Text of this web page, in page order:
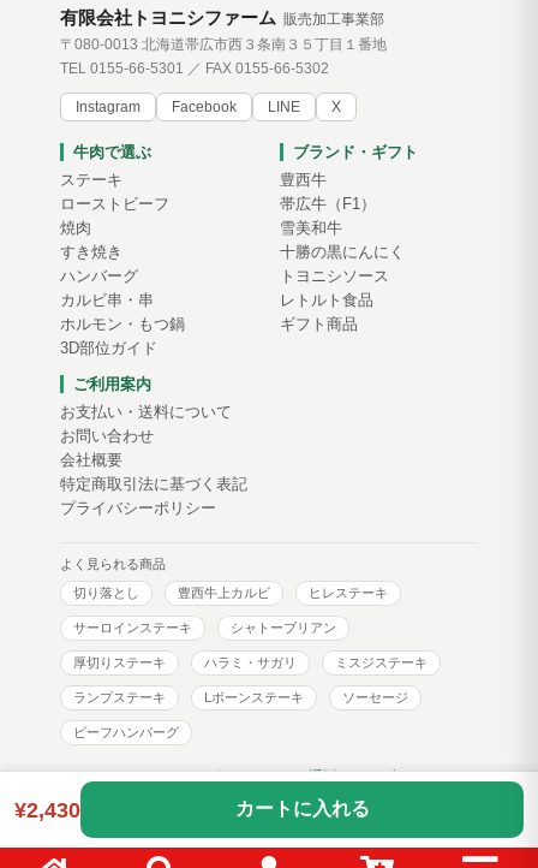
有限会社トヨニシファーム 販売加工事業部
〒080-0013 北海道帯広市西３条南３５丁目１番地
TEL 0155-66-5301 ／ FAX 0155-66-5302
Instagram Facebook LINE X
牛肉で選ぶ
ステーキ
ローストビーフ
焼肉
すき焼き
ハンバーグ
カルビ串・串
ホルモン・もつ鍋
3D部位ガイド
ブランド・ギフト
豊西牛
帯広牛（F1）
雪美和牛
十勝の黒にんにく
トヨニシソース
レトルト食品
ギフト商品
ご利用案内
お支払い・送料について
お問い合わせ
会社概要
特定商取引法に基づく表記
プライバシーポリシー
よく見られる商品
切り落とし
豊西牛上カルビ ヒレステーキ
サーロインステーキ シャトーブリアン
厚切りステーキ ハラミ・サガリ ミスジステーキ
ランプステーキ Lボーンステーキ ソーセージ
ビーフハンバーグ
トヨニシファーム コーポレートサイト通販サイトブログ
Copyright © toyonishi farm. All Rights Reserved.
¥2,430 カートに入れる